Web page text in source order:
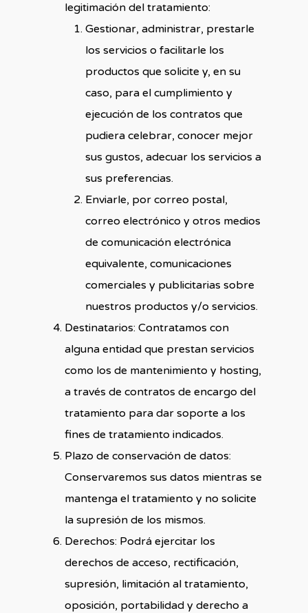
legitimación del tratamiento:
Gestionar, administrar, prestarle
los servicios o facilitarle los
productos que solicite y, en su
caso, para el cumplimiento y
ejecución de los contratos que
pudiera celebrar, conocer mejor
sus gustos, adecuar los servicios a
sus preferencias.
Enviarle, por correo postal,
correo electrónico y otros medios
de comunicación electrónica
equivalente, comunicaciones
comerciales y publicitarias sobre
nuestros productos y/o servicios.
Destinatarios: Contratamos con
alguna entidad que prestan servicios
como los de mantenimiento y hosting,
a través de contratos de encargo del
tratamiento para dar soporte a los
fines de tratamiento indicados.
Plazo de conservación de datos:
Conservaremos sus datos mientras se
mantenga el tratamiento y no solicite
la supresión de los mismos.
Derechos: Podrá ejercitar los
derechos de acceso, rectificación,
supresión, limitación al tratamiento,
oposición, portabilidad y derecho a